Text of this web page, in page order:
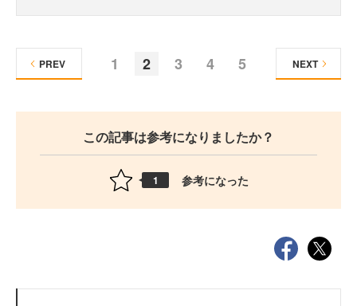
1 2 3 4 5
PREV NEXT
この記事は参考になりましたか？
1 参考になった